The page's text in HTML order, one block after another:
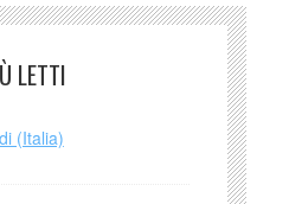
LETTI
(Italia)